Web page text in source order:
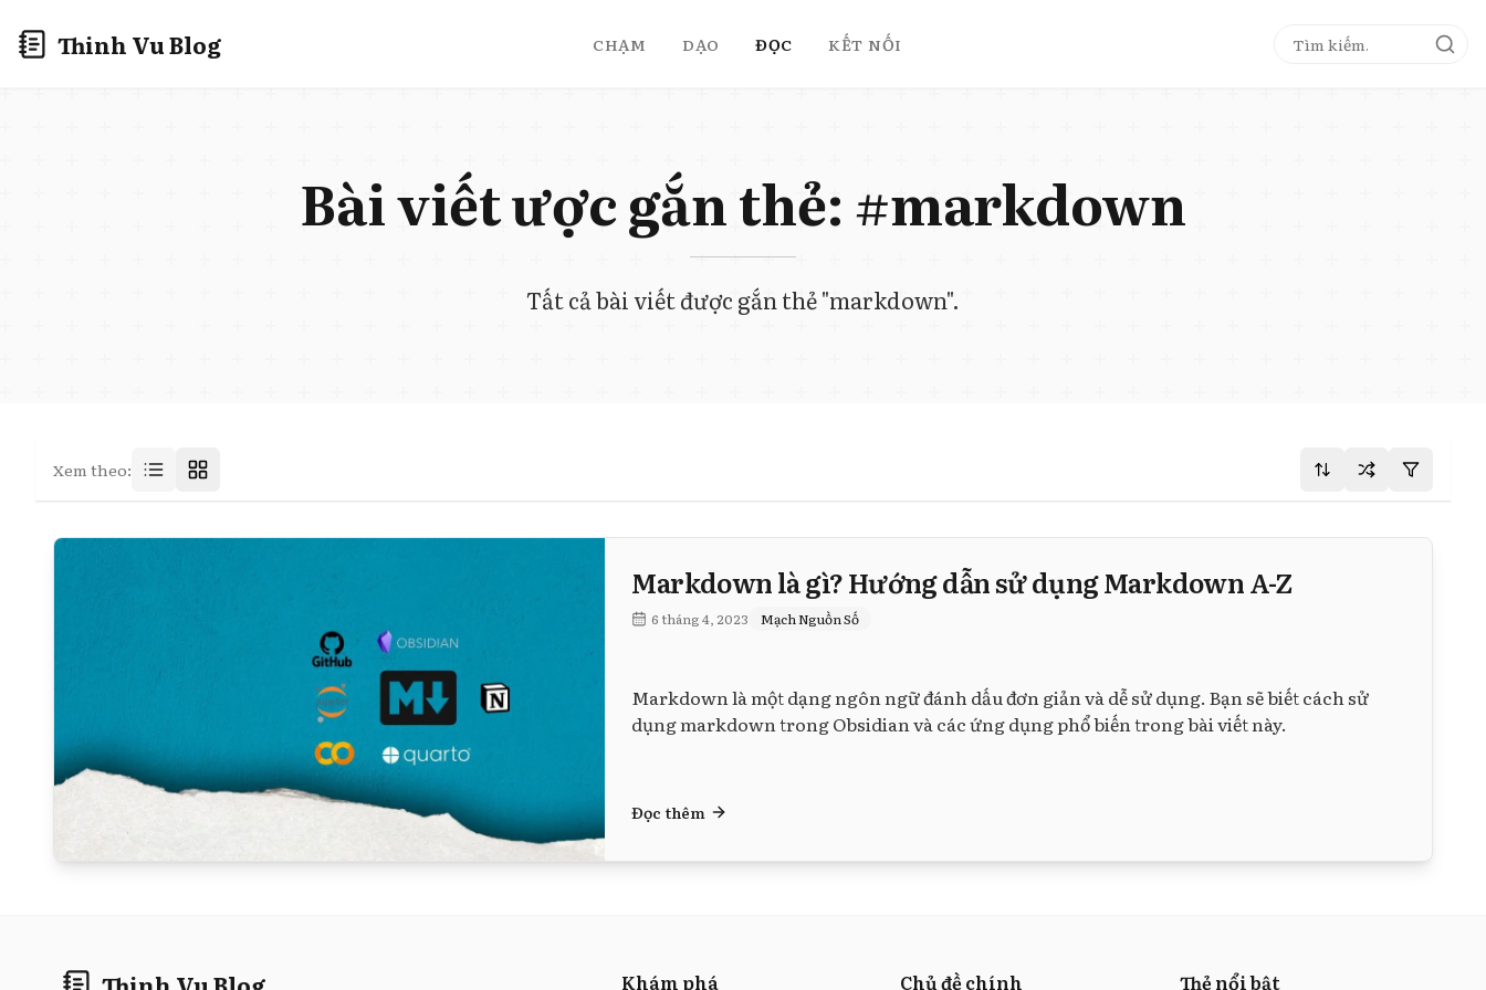
Thinh Vu Blog CHẠM DẠO ĐỌC KẾT NỐI
Bài viết được gắn thẻ: #markdown
Tất cả bài viết được gắn thẻ "markdown".
Xem theo:
Markdown là gì? Hướng dẫn sử dụng Markdown A-Z
6 tháng 4, 2023 Mạch Nguồn Số
Markdown là một dạng ngôn ngữ đánh dấu đơn giản và dễ sử dụng. Bạn sẽ biết cách sử
dụng markdown trong Obsidian và các ứng dụng phổ biến trong bài viết này.
Đọc thêm
Khám phá Chủ đề chính Thẻ nổi bật